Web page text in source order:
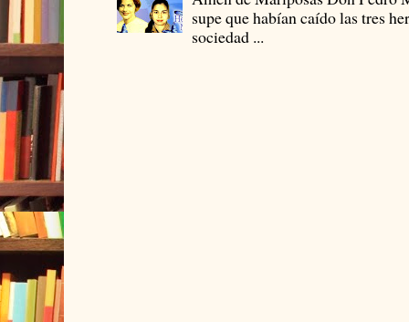
supe que habían caído las tres
sociedad ...